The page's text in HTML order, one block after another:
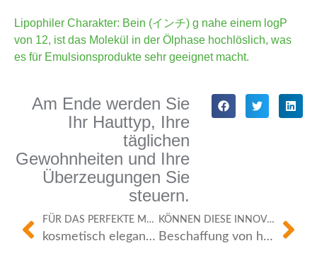
Lipophiler Charakter: Bein (インチ) g nahe einem logP
von 12, ist das Molekül in der Ölphase hochlöslich, was
es für Emulsionsprodukte sehr geeignet macht.
Am Ende werden Sie
Ihr Hauttyp, Ihre
täglichen
Gewohnheiten und Ihre
Überzeugungen Sie
steuern.
FÜR DAS PERFEKTE MATCH.
kosmetisch elegante Sonnencreme
KÖNNEN DIESE INNOVATIONEN JENSEITS VON SONNENSCHUTZMITTELN EINGESETZT WERDEN?
Beschaffung von hochwertigem Bisoctrizol: Ein Muss für Kosmetikahersteller